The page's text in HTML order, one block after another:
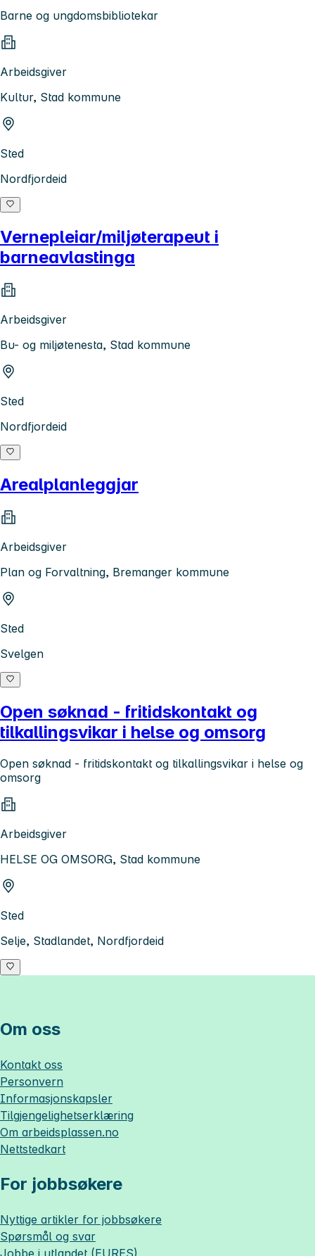
Barne og ungdomsbibliotekar
Arbeidsgiver
Kultur, Stad kommune
Sted
Nordfjordeid
Vernepleiar/miljøterapeut i
barneavlastinga
Arbeidsgiver
Bu- og miljøtenesta, Stad kommune
Sted
Nordfjordeid
Arealplanleggjar
Arbeidsgiver
Plan og Forvaltning, Bremanger kommune
Sted
Svelgen
Open søknad - fritidskontakt og
tilkallingsvikar i helse og omsorg
Open søknad - fritidskontakt og tilkallingsvikar i helse og
omsorg
Arbeidsgiver
HELSE OG OMSORG, Stad kommune
Sted
Selje, Stadlandet, Nordfjordeid
Om oss
Kontakt oss
Personvern
Informasjonskapsler
Tilgjengelighetserklæring
Om arbeidsplassen.no
Nettstedkart
For jobbsøkere
Nyttige artikler for jobbsøkere
Spørsmål og svar